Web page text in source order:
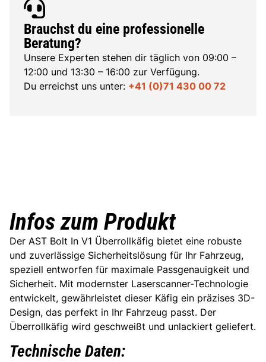
Brauchst du eine professionelle
Beratung?
Unsere Experten stehen dir täglich von 09:00 –
12:00 und 13:30 – 16:00 zur Verfügung.
Du erreichst uns unter: +41 (0)71 430 00 72
Infos zum Produkt
Der AST Bolt In V1 Überrollkäfig bietet eine robuste
und zuverlässige Sicherheitslösung für Ihr Fahrzeug,
speziell entworfen für maximale Passgenauigkeit und
Sicherheit. Mit modernster Laserscanner-Technologie
entwickelt, gewährleistet dieser Käfig ein präzises 3D-
Design, das perfekt in Ihr Fahrzeug passt. Der
Überrollkäfig wird geschweißt und unlackiert geliefert.
Technische Daten: